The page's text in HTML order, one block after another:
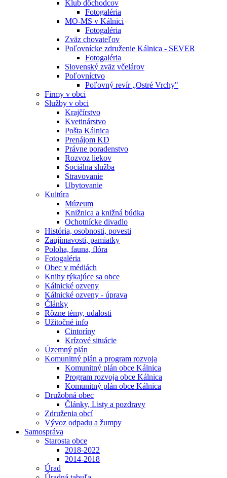
Klub dôchodcov
Fotogaléria
MO-MS v Kálnici
Fotogaléria
Zväz chovateľov
Poľovnícke združenie Kálnica - SEVER
Fotogaléria
Slovenský zväz včelárov
Poľovníctvo
Poľovný revír „Ostré Vrchy"
Firmy v obci
Služby v obci
Krajčírstvo
Kvetinárstvo
Pošta Kálnica
Prenájom KD
Právne poradenstvo
Rozvoz liekov
Sociálna služba
Stravovanie
Ubytovanie
Kultúra
Múzeum
Knižnica a knižná búdka
Ochotnícke divadlo
História, osobnosti, povesti
Zaujímavosti, pamiatky
Poloha, fauna, flóra
Fotogaléria
Obec v médiách
Knihy týkajúce sa obce
Kálnické ozveny
Kálnické ozveny - úprava
Články
Rôzne témy, udalosti
Užitočné info
Cintoríny
Krízové situácie
Územný plán
Komunitný plán a program rozvoja
Komunitný plán obce Kálnica
Program rozvoja obce Kálnica
Komunitný plán obce Kálnica
Družobná obec
Články, Listy a pozdravy
Združenia obcí
Vývoz odpadu a žumpy
Samospráva
Starosta obce
2018-2022
2014-2018
Úrad